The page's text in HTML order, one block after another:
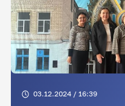
03.12.2024 / 16:39